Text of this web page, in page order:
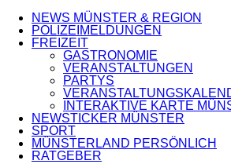
NEWS MÜNSTER & REGION
POLIZEIMELDUNGEN
FREIZEIT
GASTRONOMIE
VERANSTALTUNGEN
PARTYS
INTERAKTIVE KARTE
NEWSTICKER MÜNSTER
SPORT
MÜNSTERLAND PERSÖNLICH
RATGEBER
ANZEIGE